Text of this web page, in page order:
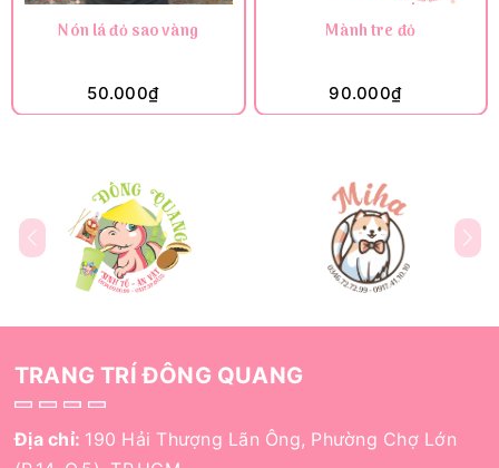
Nón lá đỏ sao vàng
50.000₫
Mành tre đỏ
90.000₫
TRANG TRÍ ĐÔNG QUANG
Địa chỉ: 190 Hải Thượng Lãn Ông, Phường Chợ Lớn